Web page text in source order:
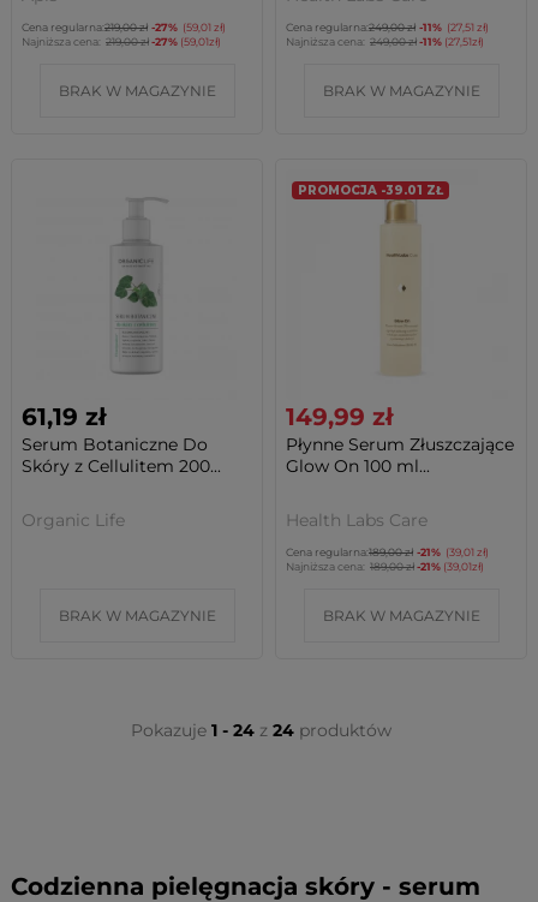
Cena regularna:219,00 zł -27% (59,01 zł)
Najniższa cena: 219,00 zł-27% (59,01zł)
BRAK W MAGAZYNIE
Cena regularna:249,00 zł -11% (27,51 zł)
Najniższa cena: 249,00 zł-11% (27,51zł)
BRAK W MAGAZYNIE
61,19 zł
Serum Botaniczne Do
Skóry z Cellulitem 200...
Organic Life
BRAK W MAGAZYNIE
PROMOCJA -39.01 ZŁ
149,99 zł
Płynne Serum Złuszczające
Glow On 100 ml...
Health Labs Care
Cena regularna:189,00 zł -21% (39,01 zł)
Najniższa cena: 189,00 zł-21% (39,01zł)
BRAK W MAGAZYNIE
Pokazuje 1 - 24 z 24 produktów
Codzienna pielęgnacja skóry - serum